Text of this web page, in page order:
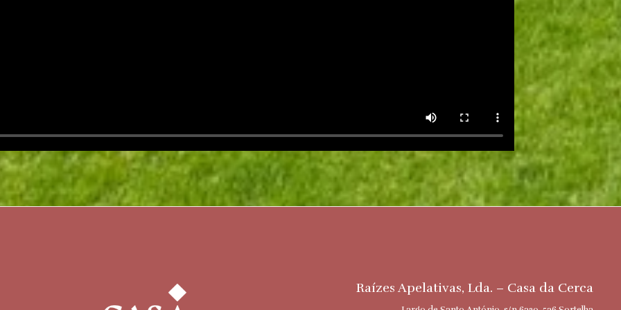
Raízes Apelativas, Lda. – Casa da Cerca